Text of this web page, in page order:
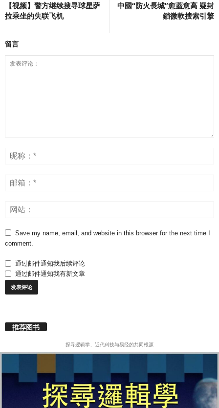
【视频】警方继续搜寻球星萨
拉乘坐的失联飞机
中國“防火長城”愈蓋愈高 疑封
鎖微軟搜索引擎
留言
Save my name, email, and website in this browser for the next time I
comment.
通过邮件通知我后续评论
通过邮件通知我有新文章
推荐图书
探寻逻辑学、近代科技与易经的共同根源